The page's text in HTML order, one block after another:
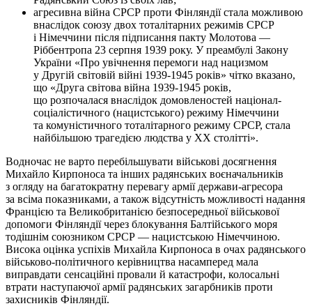
агресивна війна СРСР проти Фінляндії стала можливою
внаслідок союзу двох тоталітарних режимів СРСР
і Німеччини після підписання пакту Молотова —
Ріббентропа 23 серпня 1939 року. У преамбулі Закону
України «Про увічнення перемоги над нацизмом
у Другій світовій війні 1939-1945 років» чітко вказано,
що «Друга світова війна 1939-1945 років,
що розпочалася внаслідок домовленостей націонал-
соціалістичного (нацистського) режиму Німеччини
та комуністичного тоталітарного режиму СРСР, стала
найбільшою трагедією людства у XX столітті».
Водночас не варто перебільшувати військові досягнення
Михайло Кирпоноса та інших радянських воєначальників
з огляду на багатократну перевагу армії держави-агресора
за всіма показниками, а також відсутність можливості надання
Францією та Великобританією безпосередньої військової
допомоги Фінляндії через блокування Балтійського моря
тодішнім союзником СРСР — нацистською Німеччиною.
Висока оцінка успіхів Михайла Кирпоноса в очах радянського
військово-політичного керівництва насамперед мала
виправдати сенсаційні провали й катастрофи, колосальні
втрати наступаючої армії радянських загарбників проти
захисників Фінляндії.